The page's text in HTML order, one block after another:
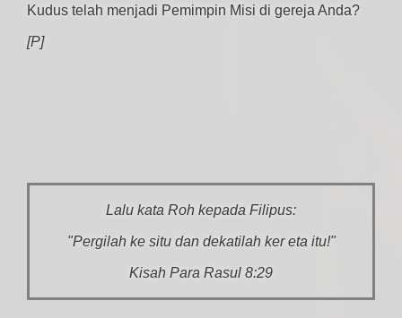
Kudus telah menjadi Pemimpin Misi di gereja Anda?
[P]
Lalu kata Roh kepada Filipus:
"Pergilah ke situ dan dekatilah ker eta itu!"
Kisah Para Rasul 8:29